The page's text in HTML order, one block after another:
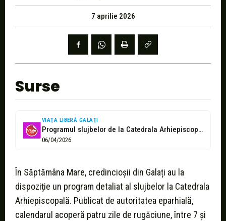
7 aprilie 2026
Surse
VIAŢA LIBERĂ GALAŢI
Programul slujbelor de la Catedrala Arhiepiscopală, în Săptămâna Mare
06/04/2026
În Săptămâna Mare, credincioșii din Galați au la
dispoziție un program detaliat al slujbelor la Catedrala
Arhiepiscopală. Publicat de autoritatea eparhială,
calendarul acoperă patru zile de rugăciune, între 7 și